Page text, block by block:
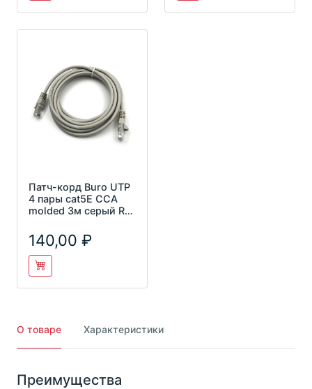
Патч-корд Buro UTP
4 пары cat5E CCA
molded 3м серый RJ-
140,00
О товаре Характеристики
Преимущества